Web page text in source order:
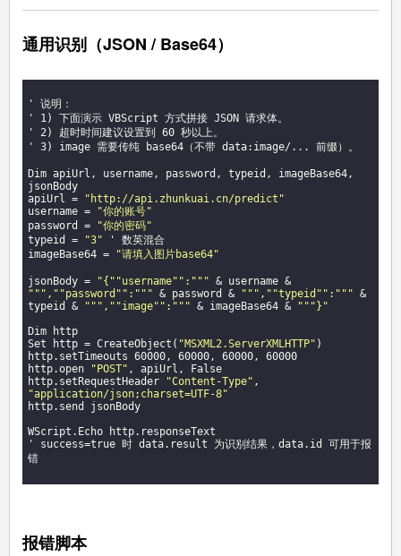
通用识别（JSON / Base64）
' 说明：
' 1) 下面演示 VBScript 方式拼接 JSON 请求体。
' 2) 超时时间建议设置到 60 秒以上。
' 3) image 需要传纯 base64（不带 data:image/... 前缀）。
Dim apiUrl, username, password, typeid, imageBase64,
jsonBody
apiUrl =
"http://api.zhunkuai.cn/predict"
username =
"你的账号"
password =
"你的密码"
typeid =
"3" ' 数英混合
imageBase64 =
"请填入图片base64"
jsonBody = "{" "username" ":" ""
& username &
"" "," "password" ":" "" & password & "" "," "typeid" ":" "" &
typeid &
"" "," "image" ":" "" & imageBase64 & "" "}"
Dim http
Set http = CreateObject( "MSXML2.ServerXMLHTTP" )
http.setTimeouts 60000, 60000, 60000, 60000
http.open
"POST" , apiUrl, False
http.setRequestHeader
"Content-Type"
"application/json;charset=UTF-8"
http.send jsonBody
WScript.Echo http.responseText
' success=true 时 data.result 为识别结果，data.id 可用于报
错
报错脚本